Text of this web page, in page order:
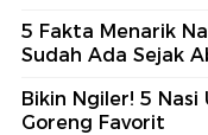
5 Fakta Menarik
Sudah Ada Sejak
Bikin Ngiler! 5
Goreng Favorit